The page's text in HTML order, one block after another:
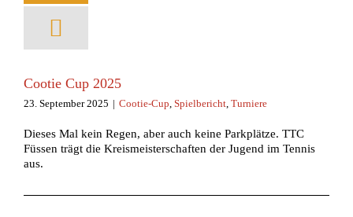
Cootie Cup 2025
23. September 2025 | Cootie-Cup Spielbericht Turniere
Dieses Mal kein Regen, aber auch keine Parkplätze. TTC
Füssen trägt die Kreismeisterschaften der Jugend im Tennis
aus.